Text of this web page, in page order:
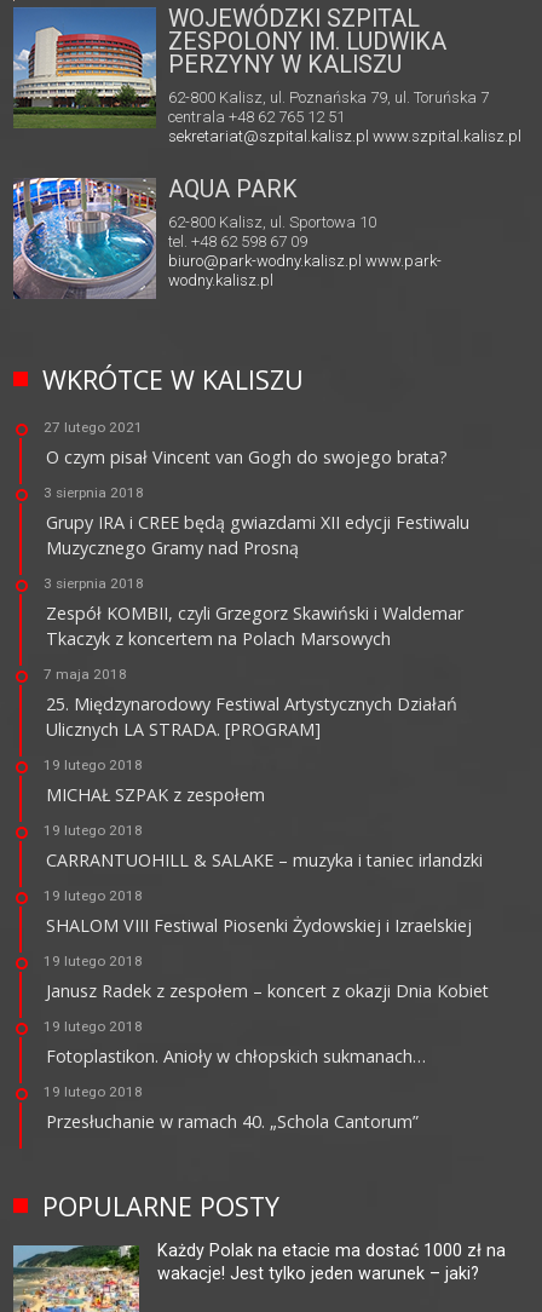
WOJEWÓDZKI SZPITAL
ZESPOLONY IM. LUDWIKA
PERZYNY W KALISZU
62-800 Kalisz, ul. Poznańska 79, ul. Toruńska 7
centrala +48 62 765 12 51
sekretariat@szpital.kalisz.pl www.szpital.kalisz.pl
AQUA PARK
62-800 Kalisz, ul. Sportowa 10
tel. +48 62 598 67 09
biuro@park-wodny.kalisz.pl www.park-
wodny.kalisz.pl
WKRÓTCE W KALISZU
27 lutego 2021
O czym pisał Vincent van Gogh do swojego brata?
3 sierpnia 2018
Grupy IRA i CREE będą gwiazdami XII edycji Festiwalu
Muzycznego Gramy nad Prosną
3 sierpnia 2018
Zespół KOMBII, czyli Grzegorz Skawiński i Waldemar
Tkaczyk z koncertem na Polach Marsowych
7 maja 2018
25. Międzynarodowy Festiwal Artystycznych Działań
Ulicznych LA STRADA. [PROGRAM]
19 lutego 2018
MICHAŁ SZPAK z zespołem
19 lutego 2018
CARRANTUOHILL & SALAKE – muzyka i taniec irlandzki
19 lutego 2018
SHALOM VIII Festiwal Piosenki Żydowskiej i Izraelskiej
19 lutego 2018
Janusz Radek z zespołem – koncert z okazji Dnia Kobiet
19 lutego 2018
Fotoplastikon. Anioły w chłopskich sukmanach…
19 lutego 2018
Przesłuchanie w ramach 40. „Schola Cantorum”
POPULARNE POSTY
Każdy Polak na etacie ma dostać 1000 zł na
wakacje! Jest tylko jeden warunek – jaki?